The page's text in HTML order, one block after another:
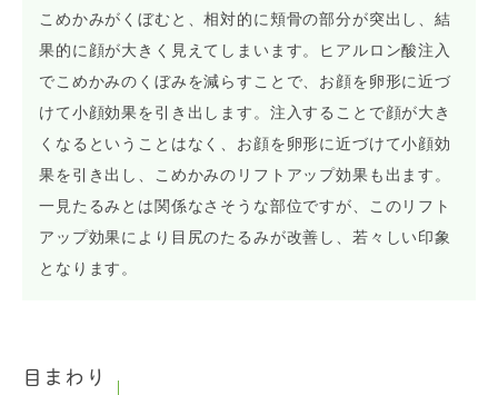
こめかみがくぼむと、相対的に頬骨の部分が突出し、結
果的に顔が大きく見えてしまいます。ヒアルロン酸注入
でこめかみのくぼみを減らすことで、お顔を卵形に近づ
けて小顔効果を引き出します。注入することで顔が大き
くなるということはなく、お顔を卵形に近づけて小顔効
果を引き出し、こめかみのリフトアップ効果も出ます。
一見たるみとは関係なさそうな部位ですが、このリフト
アップ効果により目尻のたるみが改善し、若々しい印象
となります。
目まわり